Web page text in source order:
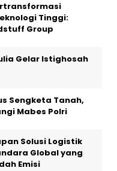
Tinggi:
Group
Gelar Istighosah
Sengketa Tanah,
Mabes Polri
Solusi Logistik
Global yang
Emisi